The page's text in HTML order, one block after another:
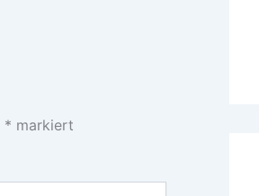
* markiert